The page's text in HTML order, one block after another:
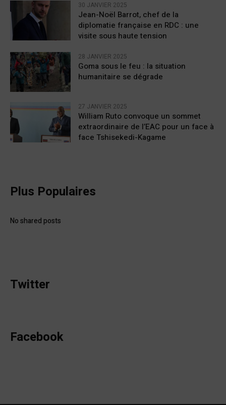
30 JANVIER 2025
Jean-Noël Barrot, chef de la
diplomatie française en RDC : une
visite sous haute tension
28 JANVIER 2025
Goma sous le feu : la situation
humanitaire se dégrade
27 JANVIER 2025
William Ruto convoque un sommet
extraordinaire de l’EAC pour un face à
face Tshisekedi-Kagame
Plus Populaires
No shared posts
Twitter
Facebook